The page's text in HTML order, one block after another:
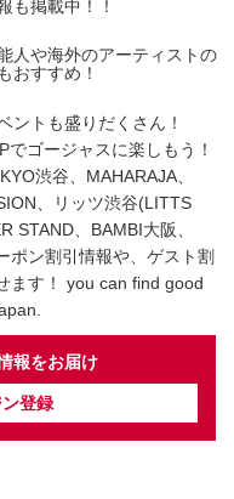
も掲載中！！
人や海外のアーティストの
おすすめ！
ントも盛りだくさん！
ゴージャスに楽しもう！
渋谷、MAHARAJA、
、リッツ渋谷(LITTS
STAND、BAMBI大阪、
ポン割引情報や、ゲスト割
ます！ you can find good
報をお届け
登録